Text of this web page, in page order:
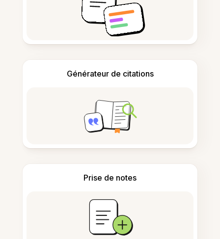
Générateur de citations
Prise de notes